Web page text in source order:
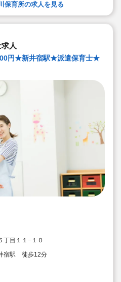
保育所の求人を見る
人
円★新井宿駅★派遣保育士★
丁目１１−１０
宿駅 徒歩12分